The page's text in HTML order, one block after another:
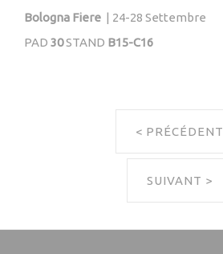
Bologna Fiere | 24-28 Settembre
PAD 30STAND B15-C16
< PRÉCÉDENT
SUIVANT >